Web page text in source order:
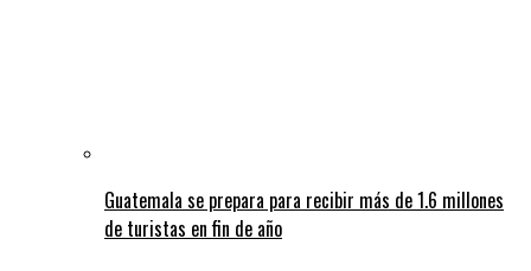
Guatemala se prepara para recibir más de 1.6 millones
de turistas en fin de año